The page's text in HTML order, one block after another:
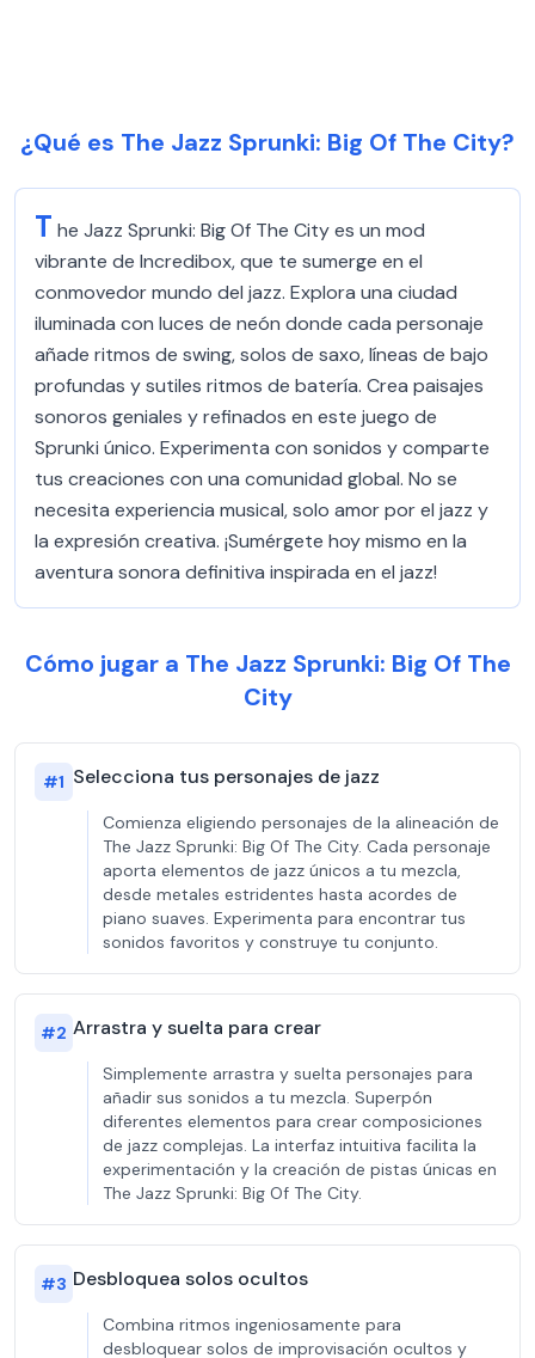
¿Qué es The Jazz Sprunki: Big Of The City?
T he Jazz Sprunki: Big Of The City es un mod
vibrante de Incredibox, que te sumerge en el
conmovedor mundo del jazz. Explora una ciudad
iluminada con luces de neón donde cada personaje
añade ritmos de swing, solos de saxo, líneas de bajo
profundas y sutiles ritmos de batería. Crea paisajes
sonoros geniales y refinados en este juego de
Sprunki único. Experimenta con sonidos y comparte
tus creaciones con una comunidad global. No se
necesita experiencia musical, solo amor por el jazz y
la expresión creativa. ¡Sumérgete hoy mismo en la
aventura sonora definitiva inspirada en el jazz!
Cómo jugar a The Jazz Sprunki: Big Of The
City
#1 Selecciona tus personajes de jazz
Comienza eligiendo personajes de la alineación de
The Jazz Sprunki: Big Of The City. Cada personaje
aporta elementos de jazz únicos a tu mezcla,
desde metales estridentes hasta acordes de
piano suaves. Experimenta para encontrar tus
sonidos favoritos y construye tu conjunto.
#2 Arrastra y suelta para crear
Simplemente arrastra y suelta personajes para
añadir sus sonidos a tu mezcla. Superpón
diferentes elementos para crear composiciones
de jazz complejas. La interfaz intuitiva facilita la
experimentación y la creación de pistas únicas en
The Jazz Sprunki: Big Of The City.
#3 Desbloquea solos ocultos
Combina ritmos ingeniosamente para
desbloquear solos de improvisación ocultos y